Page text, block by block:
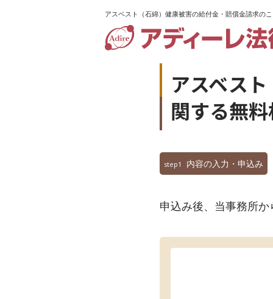
アスベスト（石綿）健康被害の給付金・賠償金請求の
アスベス
関する無
step1 内容の入力・申込み
申込み後、当事務所